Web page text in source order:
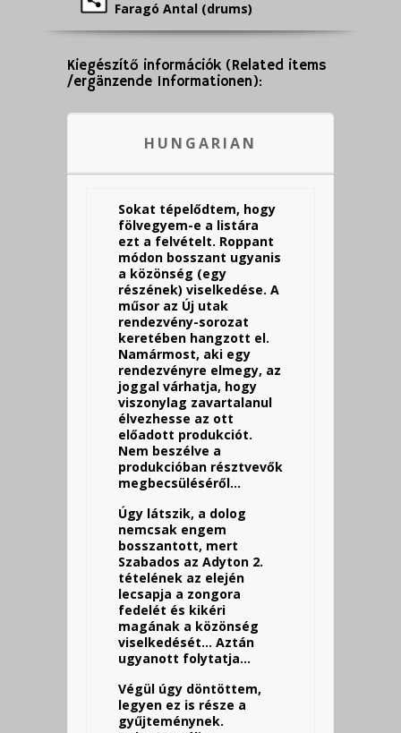
Faragó Antal (drums)
Kiegészítő információk (Related items
/ergänzende Informationen):
HUNGARIAN
Sokat tépelődtem, hogy
fölvegyem-e a listára
ezt a felvételt. Roppant
módon bosszant ugyanis
a közönség (egy
részének) viselkedése. A
műsor az Új utak
rendezvény-sorozat
keretében hangzott el.
Namármost, aki egy
rendezvényre elmegy, az
joggal várhatja, hogy
viszonylag zavartalanul
élvezhesse az ott
előadott produkciót.
Nem beszélve a
produkcióban résztvevők
megbecsüléséről…
Úgy látszik, a dolog
nemcsak engem
bosszantott, mert
Szabados az Adyton 2.
tételének az elején
lecsapja a zongora
fedelét és kikéri
magának a közönség
viselkedését… Aztán
ugyanott folytatja…
Végül úgy döntöttem,
legyen ez is része a
gyűjteménynek.